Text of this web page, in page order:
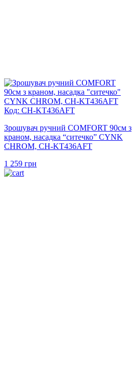
Код: CH-KT436AFT
Зрошувач ручний COMFORT 90см з
краном, насадка “ситечко” CYNK
CHROM, CH-KT436AFT
1 259 грн